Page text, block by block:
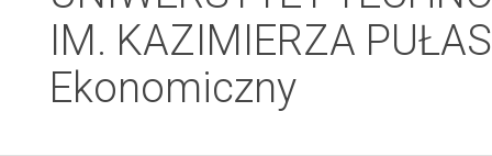
IM. KAZIMIERZA
Ekonomiczny